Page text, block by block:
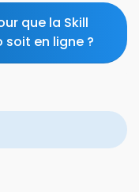
que la Skill
en ligne ?